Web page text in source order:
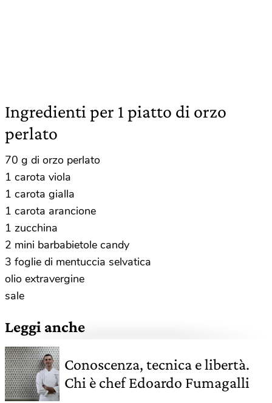
Ingredienti per 1 piatto di orzo
perlato
70 g di orzo perlato
1 carota viola
1 carota gialla
1 carota arancione
1 zucchina
2 mini barbabietole candy
3 foglie di mentuccia selvatica
olio extravergine
sale
Leggi anche
Conoscenza, tecnica e libertà.
Chi è chef Edoardo Fumagalli